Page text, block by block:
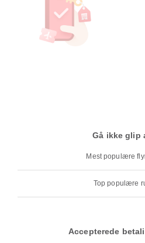
Gå ikke glip
Mest populære
Top populære
Accepterede